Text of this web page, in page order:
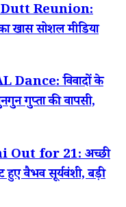
Reunion:
खास सोशल मीडिया
विवादों के
गुप्ता की वापसी,
Out for 21: अच्छी
वैभव सूर्यवंशी, बड़ी